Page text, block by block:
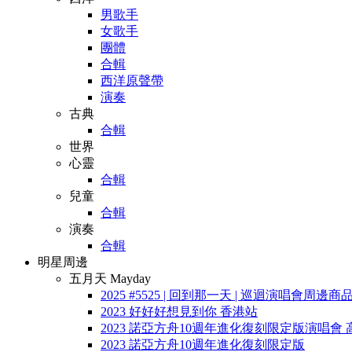
男歌手
女歌手
團體
合輯
西洋原聲帶
演奏
古典
合輯
世界
心靈
合輯
兒童
合輯
演奏
合輯
明星周邊
五月天 Mayday
2025 #5525 | 回到那一天 | 巡迴演唱會周邊商品
2023 好好好想見到你 香港站
2023 諾亞方舟10週年進化復刻限定版演唱會
2023 諾亞方舟10週年進化復刻限定版